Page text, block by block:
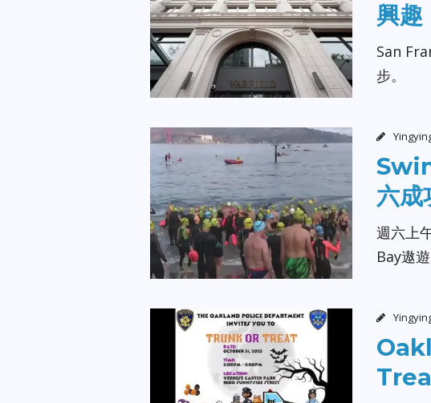
興趣
San
步。
六成
週六上
Bay遨